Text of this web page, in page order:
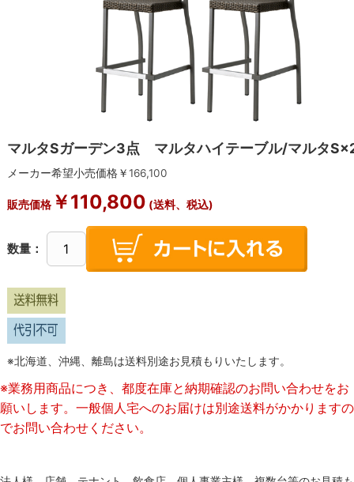
マルタSガーデン3点 マルタハイテーブル/マルタ
メーカー希望小売価格￥166,100
販売価格￥110,800 (送料、税込)
数量：
※北海道、沖縄、離島は送料別途お見積もりいたします。
※業務用商品につき、都度在庫と納期確認のお問い合わせをお
願いします。一般個人宅へのお届けは別途送料がかかりますの
でお問い合わせください。